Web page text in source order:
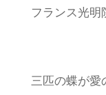
フランス光
三匹の蝶が愛